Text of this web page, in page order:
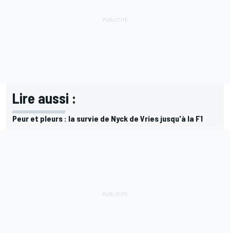
Lire aussi :
Peur et pleurs : la survie de Nyck de Vries jusqu'à la F1